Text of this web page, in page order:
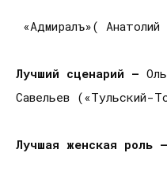
«Адмиралъ»(
Лучший сценарий —
Савельев («Тульский-
Лучшая женская роль —